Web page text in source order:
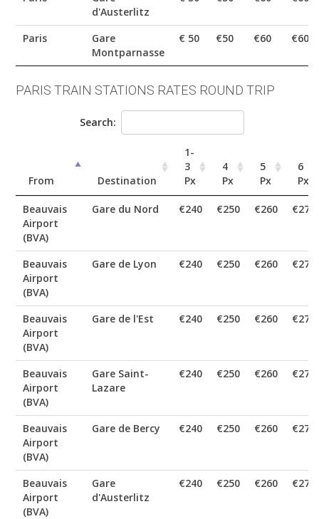
d'Austerlitz
Paris
Gare
Montparnasse
€ 50 €50 €60 €60
PARIS TRAIN STATIONS RATES ROUND TRIP
Search:
From Destination
1-
3
Px
4
Px
5
Px
6
Px
Beauvais
Airport
(BVA)
Gare du Nord €240 €250 €260 €270
Beauvais
Airport
(BVA)
Gare de Lyon €240 €250 €260 €270
Beauvais
Airport
(BVA)
Gare de l'Est €240 €250 €260 €270
Beauvais
Airport
(BVA)
Gare Saint-
Lazare
€240 €250 €260 €270
Beauvais
Airport
(BVA)
Gare de Bercy €240 €250 €260 €270
Beauvais
Airport
(BVA)
Gare
d'Austerlitz
€240 €250 €260 €270